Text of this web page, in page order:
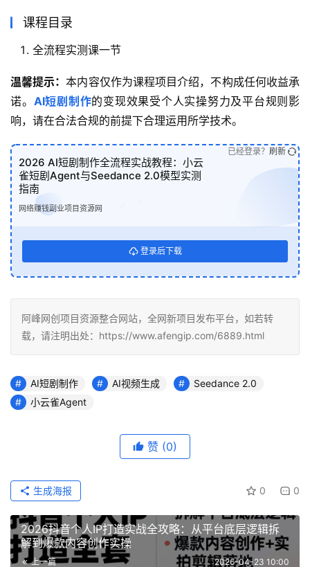
课程目录
全流程实测课一节
温馨提示：本内容仅作为课程项目介绍，不构成任何收益承
诺。 AI短剧制作的变现效果受个人实操努力及平台规则影
响，请在合法合规的前提下合理运用所学技术。
2026 AI短剧制作全流程实战教程：小云
雀短剧Agent与Seedance 2.0模型实测
指南
网络赚钱副业项目资源网
登录后下载
已经登录？ 刷新
阿峰网创项目资源整合网站，全网新项目发布平台，如若转
载，请注明出处：https://www.afengip.com/6889.html
AI短剧制作 AI视频生成
Seedance 2.0
小云雀Agent
赞 (0)
0 0
生成海报
2026抖音个人IP打造实战全攻略：从平台底层逻辑拆
解到爆款内容创作实操
上一篇 2026-04-23 10:00